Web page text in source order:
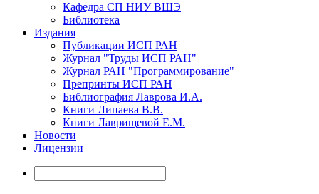
Кафедра СП НИУ ВШЭ
Библиотека
Издания
Публикации ИСП РАН
Журнал "Труды ИСП РАН"
Журнал РАН "Программирование"
Препринты ИСП РАН
Библиография Лаврова И.А.
Книги Липаева В.В.
Книги Лаврищевой Е.М.
Новости
Лицензии